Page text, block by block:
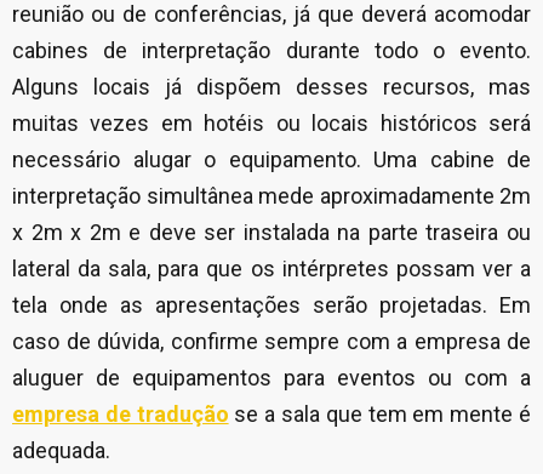
reunião ou de conferências, já que deverá acomodar
cabines de interpretação durante todo o evento.
Alguns locais já dispõem desses recursos, mas
muitas vezes em hotéis ou locais históricos será
necessário alugar o equipamento. Uma cabine de
interpretação simultânea mede aproximadamente 2m
x 2m x 2m e deve ser instalada na parte traseira ou
lateral da sala, para que os intérpretes possam ver a
tela onde as apresentações serão projetadas. Em
caso de dúvida, confirme sempre com a empresa de
aluguer de equipamentos para eventos ou com a
empresa de tradução se a sala que tem em mente é
adequada.